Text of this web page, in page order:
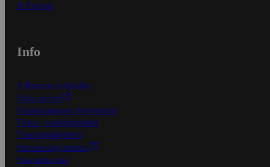
In English
Info
S-Business yrityksille
Oiva-raportit
Osuuskauppojen yhteystiedot
Tilaus- ja toimitusehdot
Tietosuojakäytäntö
Palvelun käyttöehdot
Saavutettavuus